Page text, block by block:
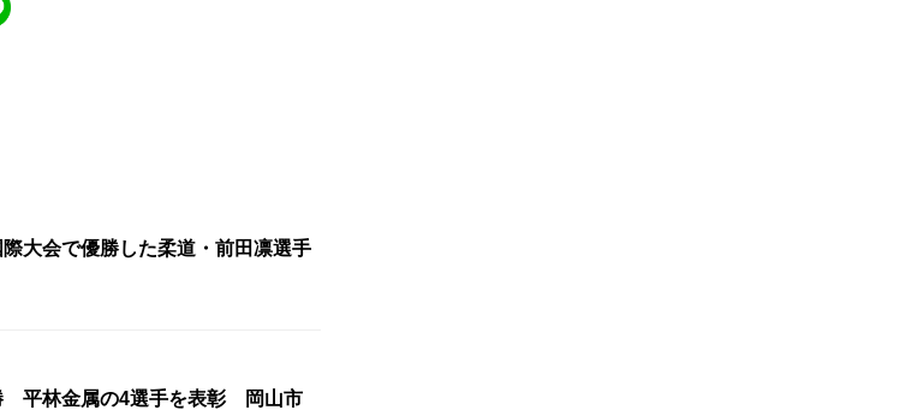
大会で優勝した柔道・前田凛選手
平林金属の4選手を表彰 岡山市